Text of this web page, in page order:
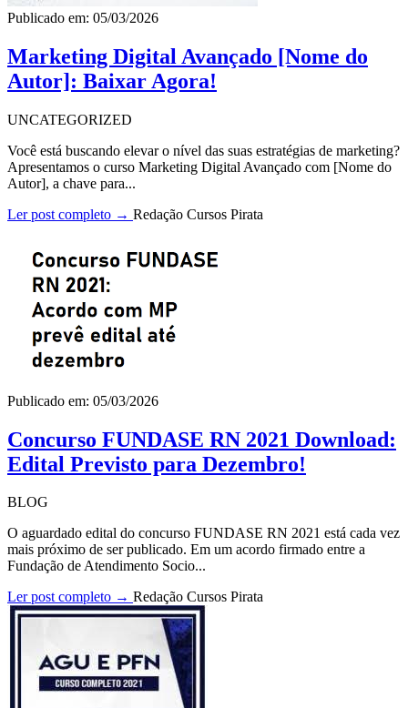
Publicado em: 05/03/2026
Marketing Digital Avançado [Nome do
Autor]: Baixar Agora!
UNCATEGORIZED
Você está buscando elevar o nível das suas estratégias de marketing?
Apresentamos o curso Marketing Digital Avançado com [Nome do
Autor], a chave para...
Ler post completo → Redação Cursos Pirata
Publicado em: 05/03/2026
Concurso FUNDASE RN 2021 Download:
Edital Previsto para Dezembro!
BLOG
O aguardado edital do concurso FUNDASE RN 2021 está cada vez
mais próximo de ser publicado. Em um acordo firmado entre a
Fundação de Atendimento Socio...
Ler post completo → Redação Cursos Pirata